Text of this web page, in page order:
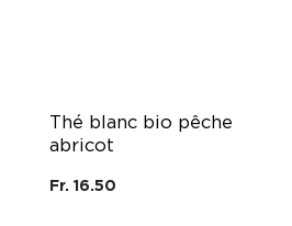
Thé blanc bio pêche
abricot
Fr. 16.50